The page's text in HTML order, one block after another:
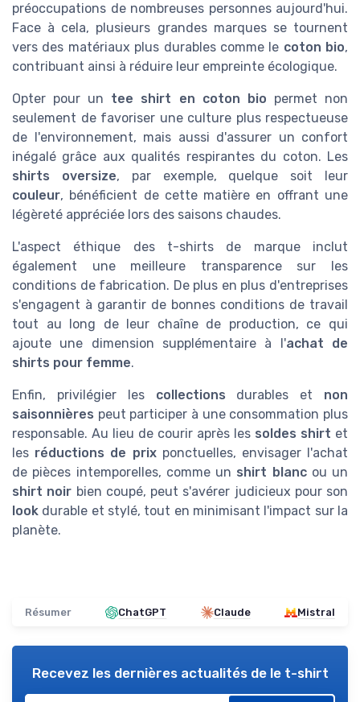
préoccupations de nombreuses personnes aujourd'hui.
Face à cela, plusieurs grandes marques se tournent
vers des matériaux plus durables comme le coton bio,
contribuant ainsi à réduire leur empreinte écologique.
Opter pour un tee shirt en coton bio permet non
seulement de favoriser une culture plus respectueuse
de l'environnement, mais aussi d'assurer un confort
inégalé grâce aux qualités respirantes du coton. Les
shirts oversize, par exemple, quelque soit leur
couleur, bénéficient de cette matière en offrant une
légèreté appréciée lors des saisons chaudes.
L'aspect éthique des t-shirts de marque inclut
également une meilleure transparence sur les
conditions de fabrication. De plus en plus d'entreprises
s'engagent à garantir de bonnes conditions de travail
tout au long de leur chaîne de production, ce qui
ajoute une dimension supplémentaire à l'achat de
shirts pour femme.
Enfin, privilégier les collections durables et non
saisonnières peut participer à une consommation plus
responsable. Au lieu de courir après les soldes shirt et
les réductions de prixponctuelles, envisager l'achat
de pièces intemporelles, comme un shirt blancou un
shirt noir bien coupé, peut s'avérer judicieux pour son
look durable et stylé, tout en minimisant l'impact sur la
planète.
Résumer ChatGPT Claude Mistral
Recevez les dernières actualités de le t-shirt